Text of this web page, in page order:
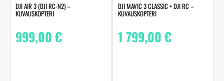
DJI AIR 3 (DJI RC-N2) –
KUVAUSKOPTERI
999,00€
DJI MAVIC 3 CLASSIC + DJI RC –
KUVAUSKOPTERI
1 799,00€